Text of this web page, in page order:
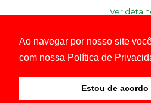
Ao navegar por nosso site
com nossa Política de
Estou de acordo
Ver
© Copyright 2026 - É